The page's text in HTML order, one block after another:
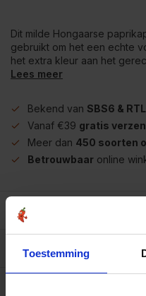
Toestemming
Dit milde Hongaarse
gebruikt om het een echte
het extra kleur aan het
Lees meer
Bekend van SBS6 &
Vanaf €39 gratis
Meer dan 450 soorten
Betrouwbaar online
Beschrijving
Reviews